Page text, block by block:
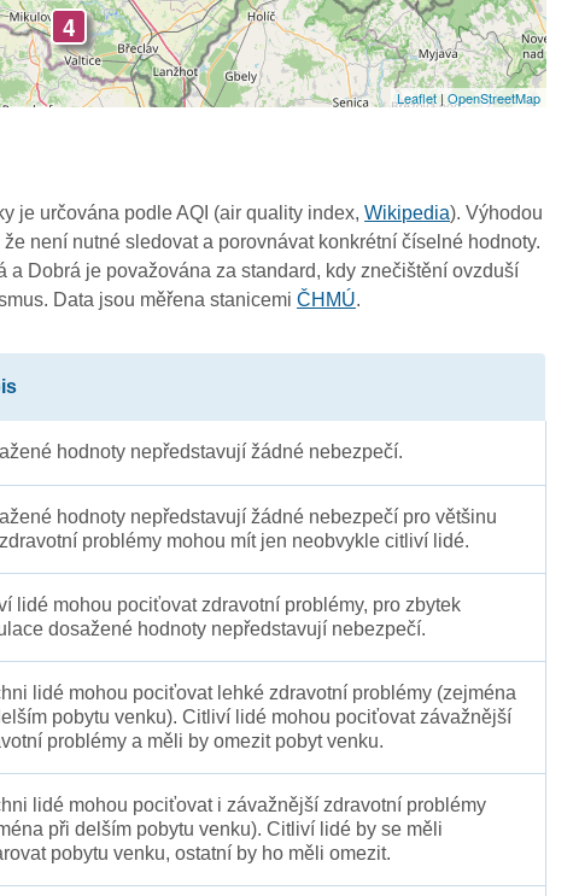
4
Leaflet| OpenStreetMap
je určována podle AQI (air quality index,Wikipedia). Výhodou
není nutné sledovat a porovnávat konkrétní číselné hodnoty.
a Dobrá je považována za standard, kdy znečištění ovzduší
Data jsou měřena stanicemiČHMÚ.
hodnoty nepředstavují žádné nebezpečí.
hodnoty nepředstavují žádné nebezpečí pro většinu
zdravotní problémy mohou mít jen neobvykle citliví lidé.
lidé mohou pociťovat zdravotní problémy, pro zbytek
dosažené hodnoty nepředstavují nebezpečí.
lidé mohou pociťovat lehké zdravotní problémy (zejména
pobytu venku). Citliví lidé mohou pociťovat závažnější
problémy a měli by omezit pobyt venku.
lidé mohou pociťovat i závažnější zdravotní problémy
při delším pobytu venku). Citliví lidé by se měli
pobytu venku, ostatní by ho měli omezit.